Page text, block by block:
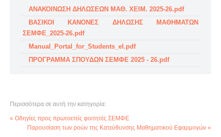
ΑΝΑΚΟΙΝΩΣΗ ΔΗΛΩΣΕΩΝ ΜΑΘ. ΧΕΙΜ. 2025-26.pdf
ΒΑΣΙΚΟΙ ΚΑΝΟΝΕΣ ΔΗΛΩΣΗΣ ΜΑΘΗΜΑΤΩΝ
ΣΕΜΦΕ_2025-26.pdf
Manual_Portal_for_Students_el.pdf
ΠΡΟΓΡΑΜΜΑ ΣΠΟΥΔΩΝ ΣΕΜΦΕ 2025 - 26.pdf
Περισσότερα σε αυτή την κατηγορία:
« Οδηγίες προς πρωτοετείς φοιτητές ΣΕΜΦΕ
Παρουσίαση των ροών της Κατεύθυνσης Μαθηματικού Εφαρμογών »